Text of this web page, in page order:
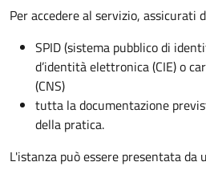
Per accedere al servizio, assicurati
SPID (sistema pubblico di
d’identità elettronica (CIE) o
(CNS)
tutta la documentazione
della pratica.
L'istanza può essere presentata da